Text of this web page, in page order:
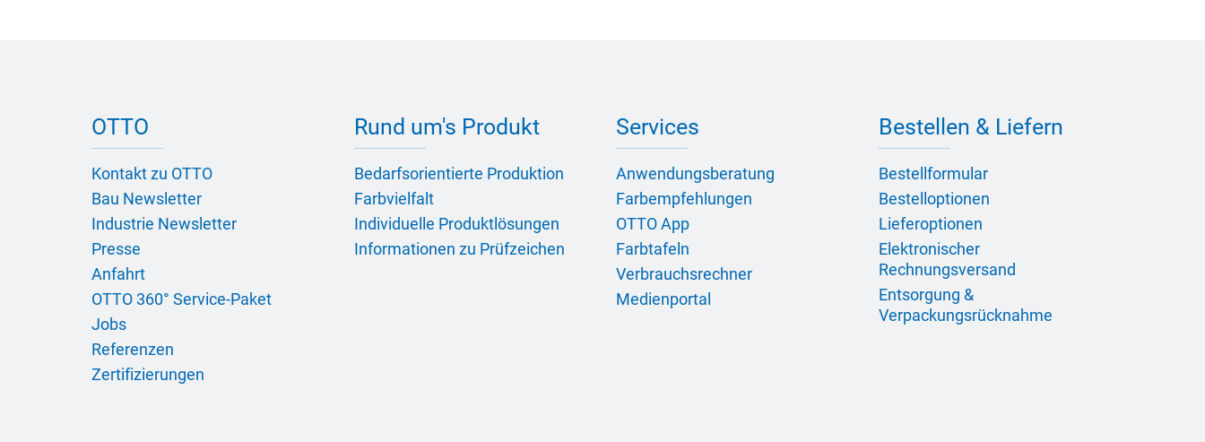
OTTO
Kontakt zu OTTO
Bau Newsletter
Industrie Newsletter
Presse
Anfahrt
OTTO 360° Service-Paket
Jobs
Referenzen
Zertifizierungen
Rund um's Produkt
Bedarfsorientierte Produktion
Farbvielfalt
Individuelle Produktlösungen
Informationen zu Prüfzeichen
Services
Anwendungsberatung
Farbempfehlungen
OTTO App
Farbtafeln
Verbrauchsrechner
Medienportal
Bestellen & Liefern
Bestellformular
Bestelloptionen
Lieferoptionen
Elektronischer
Rechnungsversand
Entsorgung &
Verpackungsrücknahme